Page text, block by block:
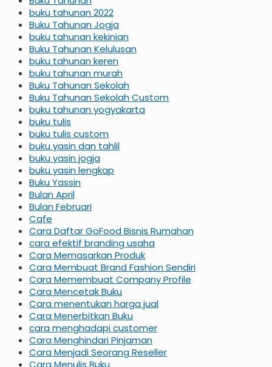
buku tahunan 2022
Buku Tahunan Jogja
buku tahunan kekinian
Buku Tahunan Kelulusan
buku tahunan keren
buku tahunan murah
Buku Tahunan Sekolah
Buku Tahunan Sekolah Custom
buku tahunan yogyakarta
buku tulis
buku tulis custom
buku yasin dan tahlil
buku yasin jogja
buku yasin lengkap
Buku Yassin
Bulan April
Bulan Februari
Cafe
Cara Daftar GoFood Bisnis Rumahan
cara efektif branding usaha
Cara Memasarkan Produk
Cara Membuat Brand Fashion Sendiri
Cara Memembuat Company Profile
Cara Mencetak Buku
Cara menentukan harga jual
Cara Menerbitkan Buku
cara menghadapi customer
Cara Menghindari Pinjaman
Cara Menjadi Seorang Reseller
Cara Menulis Buku